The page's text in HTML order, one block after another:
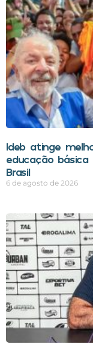
Ideb atinge
educação
Brasil
6 de agosto de 2026